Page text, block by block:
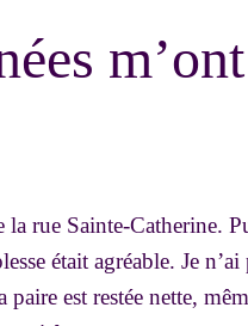
rue Sainte-Catherine.
était agréable. Je
est restée nette,